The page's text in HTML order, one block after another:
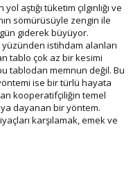
aştığı tüketim çılgınlığı ve
sömürüsüyle zengin ile
giderek büyüyor.
yüzünden istihdam alanları
tablo çok az bir kesimi
tablodan memnun değil. Bu
ise bir türlü hayata
kooperatifçiliğin temel
dayanan bir yöntem.
karşılamak, emek ve